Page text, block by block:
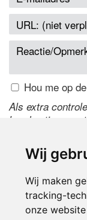
Wij
Wij maken
tracking-
onze
Hou me op
Als extra
handmatige
de code te